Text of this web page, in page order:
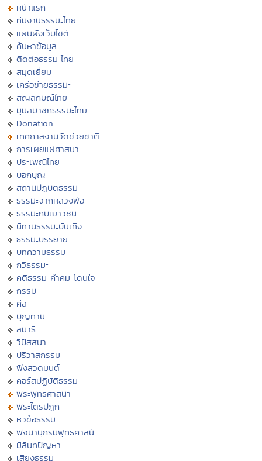
หน้าแรก
ทีมงานธรรมะไทย
แผนผังเว็บไซต์
ค้นหาข้อมูล
ติดต่อธรรมะไทย
สมุดเยี่ยม
เครือข่ายธรรมะ
สัญลักษณ์ไทย
มุมสมาชิกธรรมะไทย
Donation
เทศกาลงานวัดช่วยชาติ
การเผยแผ่ศาสนา
ประเพณีไทย
บอกบุญ
สถานปฏิบัติธรรม
ธรรมะจากหลวงพ่อ
ธรรมะกับเยาวชน
นิทานธรรมะบันเทิง
ธรรมะบรรยาย
บทความธรรมะ
กวีธรรมะ
คติธรรม คำคม โดนใจ
กรรม
ศีล
บุญทาน
สมาธิ
วิปัสสนา
ปริวาสกรรม
ฟังสวดมนต์
คอร์สปฏิบัติธรรม
พระพุทธศาสนา
พระไตรปิฏก
หัวข้อธรรม
พจนานุกรมพุทธศาสน์
มิลินทปัญหา
เสียงธรรม